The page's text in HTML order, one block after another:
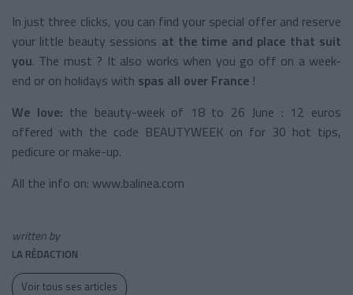
In just three clicks, you can find your special offer and reserve
your little beauty sessions at the time and place that suit
you. The must ? It also works when you go off on a week-
end or on holidays with spas all over France !
We love: the beauty-week of 18 to 26 June : 12 euros
offered with the code BEAUTYWEEK on for 30 hot tips,
pedicure or make-up.
All the info on: www.balinea.com
written by
LA RÉDACTION
Voir tous ses articles